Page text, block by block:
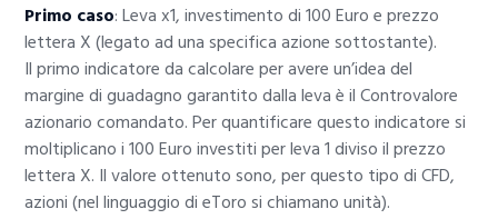
Primo caso: Leva x1, investimento di 100 Euro e prezzo
lettera X (legato ad una specifica azione sottostante).
Il primo indicatore da calcolare per avere un’idea del
margine di guadagno garantito dalla leva è il Controvalore
azionario comandato. Per quantificare questo indicatore si
moltiplicano i 100 Euro investiti per leva 1 diviso il prezzo
lettera X. Il valore ottenuto sono, per questo tipo di CFD,
azioni (nel linguaggio di eToro si chiamano unità).